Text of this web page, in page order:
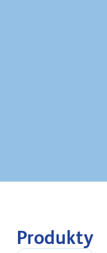
Produkty